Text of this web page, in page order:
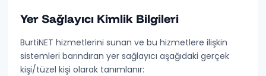
Veri İşleme Sözleşmesi (DPA)
TEKNIK & KULLANIM
Yer Sağlayıcı Kimlik Bilgileri
BurtiNET hizmetlerini sunan ve bu hizmetlere ilişkin
sistemleri barındıran yer sağlayıcı aşağıdaki gerçek
kişi/tüzel kişi olarak tanımlanır: